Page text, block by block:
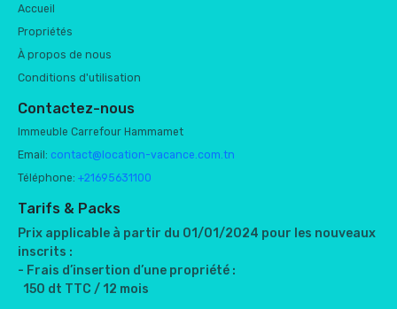
Accueil
Propriétés
À propos de nous
Conditions d'utilisation
Contactez-nous
Immeuble Carrefour Hammamet
Email: contact@location-vacance.com.tn
Téléphone: +21695631100
Tarifs & Packs
Prix applicable à partir du 01/01/2024 pour les nouveaux
inscrits :
- Frais d’insertion d’une propriété :
150 dt TTC / 12 mois